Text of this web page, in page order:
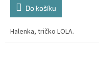
Do košíku
Halenka, tričko LOLA.